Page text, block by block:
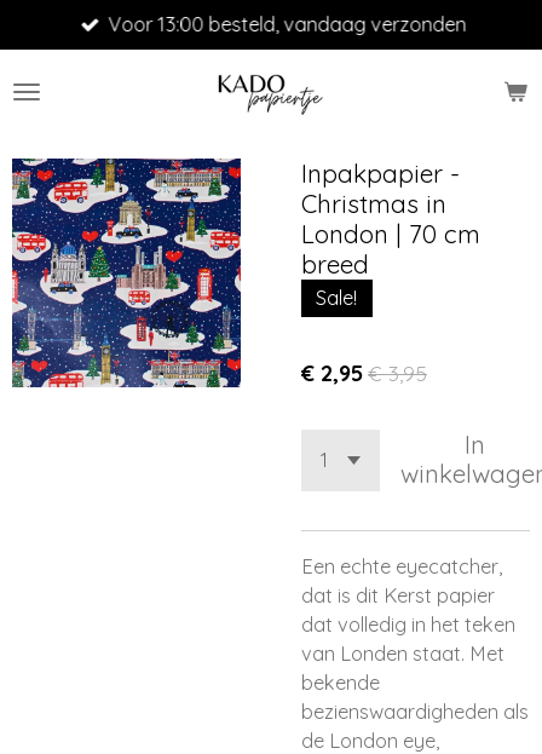
direct
naar
Voor 13:00 besteld, vandaag verzonden
Inpakpapier -
Christmas in
London | 70 cm
breed
Sale!
€ 2,95€ 3,95
In
Een echte eyecatcher,
dat is dit Kerst papier
dat volledig in het teken
van Londen staat. Met
bekende
bezienswaardigheden als
de London eye,